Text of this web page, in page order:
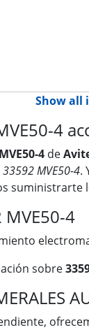
Show all
4
4 de
33592 MVE50-4.
suministrarte
4
sobre